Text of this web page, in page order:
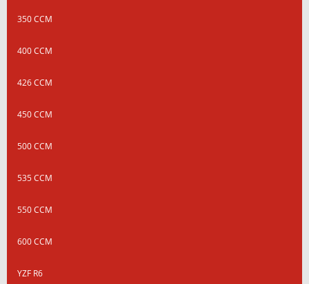
350 CCM
400 CCM
426 CCM
450 CCM
500 CCM
535 CCM
550 CCM
600 CCM
YZF R6